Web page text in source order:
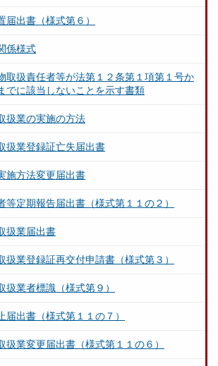
届出書（様式第６）
係様式
取扱責任者等が法第１２条第１項第１号か
でに該当しないことを示す書類
扱業の実施の方法
扱業登録証亡失届出書
施方法変更届出書
等定期報告届出書（様式第１１の２）
扱業届出書
扱業登録証再交付申請書（様式第３）
扱業者標識（様式第９）
届出書（様式第１１の７）
扱業変更届出書（様式第１１の６）